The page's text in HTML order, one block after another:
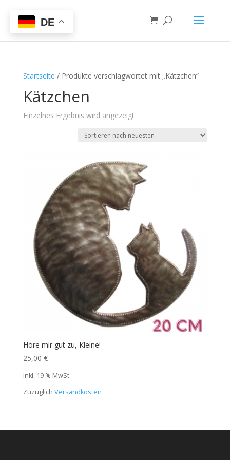
Startseite / Produkte verschlagwortet mit „Kätzchen“
Kätzchen
Einzelnes Ergebnis wird angezeigt
Höre mir gut zu, Kleine!
25,00 €
inkl. 19 % MwSt.
Zuzüglich Versandkosten
DE